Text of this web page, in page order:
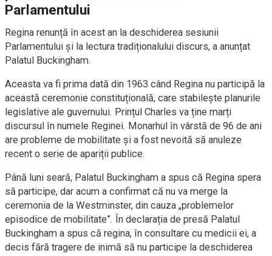
Parlamentului
Regina renunță în acest an la deschiderea sesiunii
Parlamentului și la lectura tradiționalului discurs, a anunțat
Palatul Buckingham.
Aceasta va fi prima dată din 1963 când Regina nu participă la
această ceremonie constituțională, care stabilește planurile
legislative ale guvernului. Prințul Charles va ține marți
discursul în numele Reginei. Monarhul în vârstă de 96 de ani
are probleme de mobilitate și a fost nevoită să anuleze
recent o serie de apariții publice.
Până luni seară, Palatul Buckingham a spus că Regina spera
să participe, dar acum a confirmat că nu va merge la
ceremonia de la Westminster, din cauza „problemelor
episodice de mobilitate”. În declarația de presă Palatul
Buckingham a spus că regina, în consultare cu medicii ei, a
decis fără tragere de inimă să nu participe la deschiderea